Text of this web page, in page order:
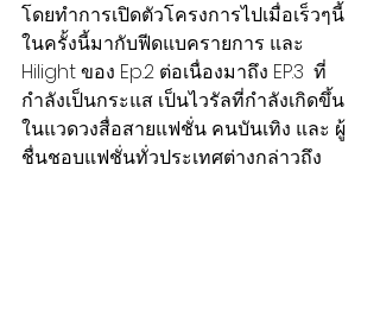
โดยทำการเปิดตัวโครงการไปเมื่อเร็วๆนี้
ในครั้งนี้มากับฟีดแบครายการ และ
Hilight ของ Ep.2 ต่อเนื่องมาถึง EP.3  ที่
กำลังเป็นกระแส เป็นไวรัลที่กำลังเกิดขึ้น
ในแวดวงสื่อสายแฟชั่น คนบันเทิง และ ผู้
ชื่นชอบแฟชั่นทั่วประเทศต่างกล่าวถึง